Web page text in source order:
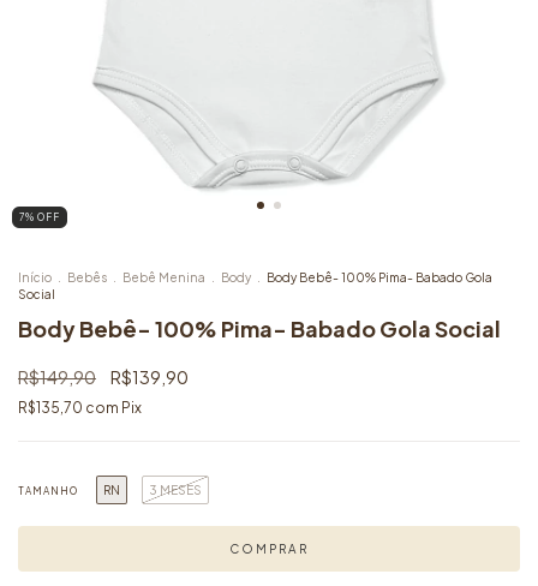
7% OFF
Início Bebês Bebê Menina Body
Body Bebê- 100% Pima- Babado Gola
Social
Body Bebê- 100% Pima- Babado Gola Social
R$149,90 R$139,90
R$135,70 com Pix
TAMANHO RN 3 MESES